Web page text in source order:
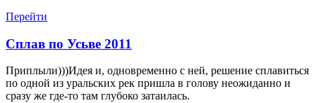
Перейти
Сплав по Усьве 2011
Приплыли)))Идея и, одновременно с ней, решение сплавиться
по одной из уральских рек пришла в голову неожиданно и
сразу же где-то там глубоко затаилась.